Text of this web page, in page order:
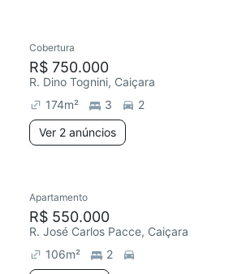
Cobertura
R$ 750.000
R. Dino Tognini, Caiçara
174m² 3
2
Ver 2 anúncios
Apartamento
R$ 550.000
R. José Carlos Pacce, Caiçara
106m²
2